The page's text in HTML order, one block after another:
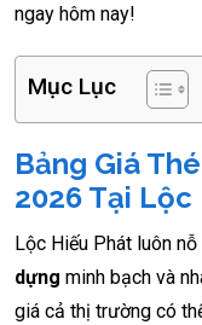
ngay hôm nay!
Mục Lục
Bảng Giá
2026 Tại Lộc
Lộc Hiếu Phát luôn
dựng minh bạch và
giá cả thị trường có